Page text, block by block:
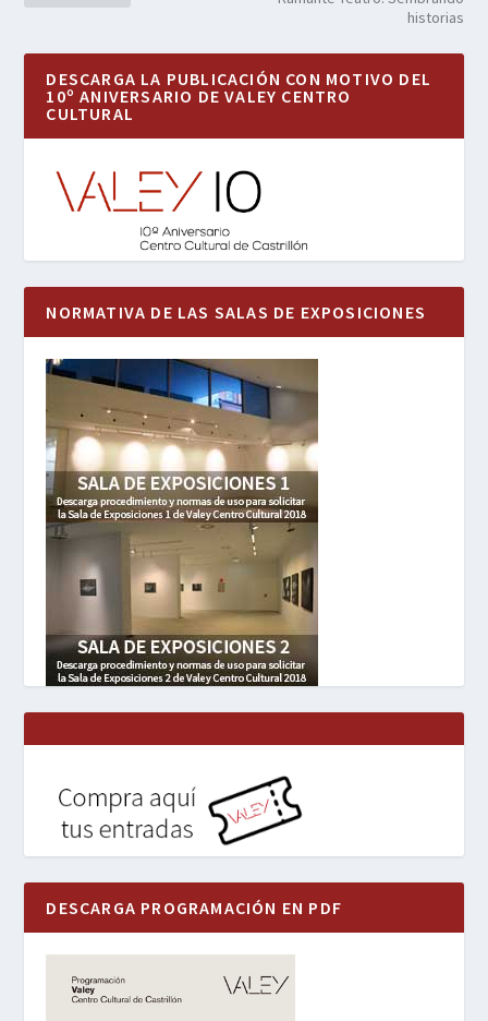
historias
DESCARGA LA PUBLICACIÓN CON MOTIVO DEL
10º ANIVERSARIO DE VALEY CENTRO
CULTURAL
NORMATIVA DE LAS SALAS DE EXPOSICIONES
DESCARGA PROGRAMACIÓN EN PDF